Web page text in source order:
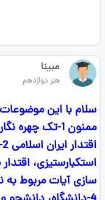
مبینا
هنر دوازدهم
سلام با این
ممنون 1-تک
سازی آیات مربوط